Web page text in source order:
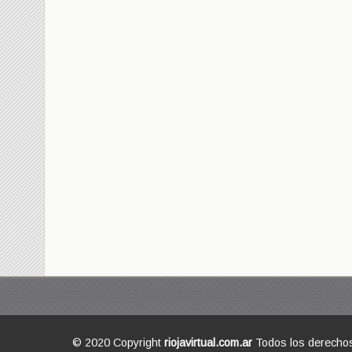
© 2020 Copyright riojavirtual.com.ar Todos los